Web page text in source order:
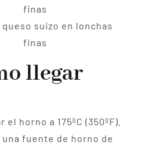
finas
queso suizo en lonchas
finas
llegar
el horno a 175ºC (350ºF).
una fuente de horno de